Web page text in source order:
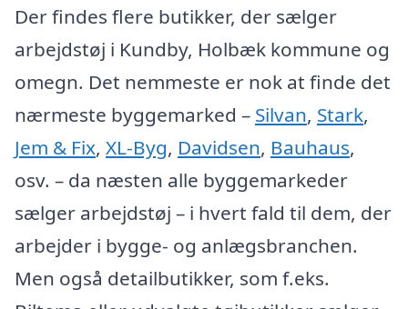
Der findes flere butikker, der sælger
arbejdstøj i Kundby, Holbæk kommune og
omegn. Det nemmeste er nok at finde det
nærmeste byggemarked – Silvan, Stark,
Jem & Fix, XL-Byg, Davidsen, Bauhaus,
osv. – da næsten alle byggemarkeder
sælger arbejdstøj – i hvert fald til dem, der
arbejder i bygge- og anlægsbranchen.
Men også detailbutikker, som f.eks.